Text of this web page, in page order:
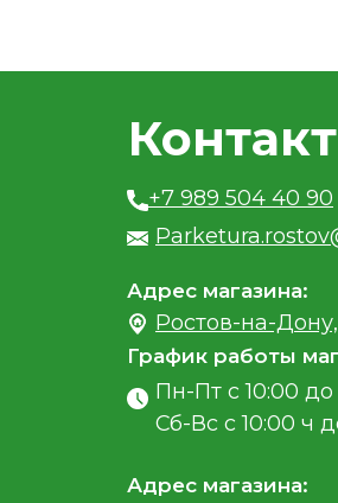
График работы
+7 989 504 40 90
Ростов-на-
Пн-Пт с 10:00 до
Сб-Вс с 10:00 ч
Адрес магазина:
Адрес магазина: